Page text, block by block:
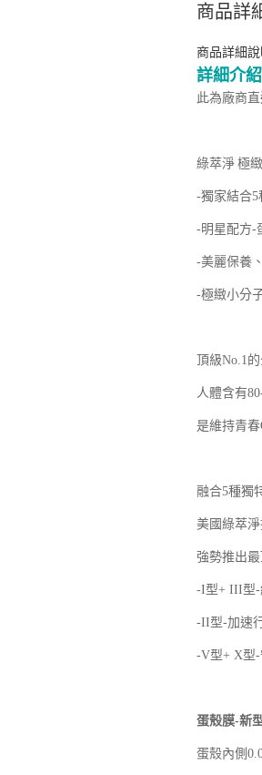
商品詳
商品詳細說
詳細介紹
此為廠商
綠萃淨 極
-獨家結合5
-明星配方-
-美麗保養
-極緻小分
頂級No.1
人體含有
是維持青
融合5種獨
美國綠萃
強勢推出最
-I型+ III型-
-II型-加速
-V型+ X型-
蛋殼膜-新
蛋殼內側